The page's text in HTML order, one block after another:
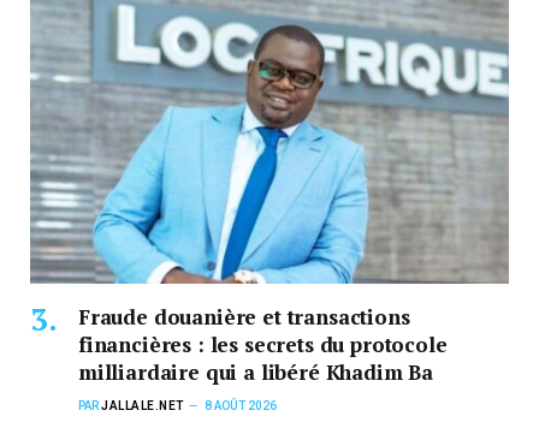
Fraude douanière et transactions
financières : les secrets du protocole
milliardaire qui a libéré Khadim Ba
PARJALLALE.NET 8 AOÛT 2026